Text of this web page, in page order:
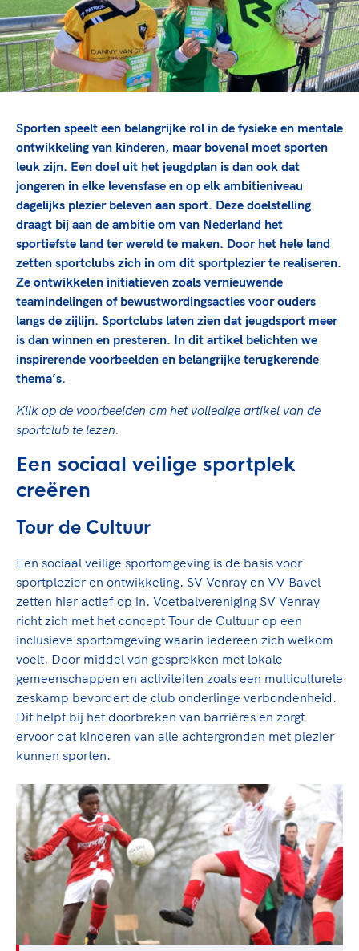
Sportonderzoek
Sportakkoord II
TeamNL kids
Olympische geschiedenis
Nieuwspagina
Columns
Sport gaat niet vanzelf
Sport verenigt. Op sportclubs, pleintjes, tijdens
een rondje fietsen, door samen te skaten of naar
voor Sifan Hassan, Rico Verhoeven, Diede de
Groot en het Nederlands Elftal. Of met trots te
genieten van de karatewedstrijd van je dochter,
de halve marathon van je moeder of de
hockeywedstrijd van je buurjongen.
Lees verder
Veilige en integere sport
Diversiteit en inclusie
Gezonde sportomgeving
Duurzaamheid
Vitale clubs en bestuurlijk kader
Sportmatch
Clubacties
Handboek Wet- en Regelgeving
Opleidingen en trainingen
High5 Stappenplan
Ruimte voor sport
Clubondersteuning
Beroepskrachten
Samen voor een veilige
sportomgeving
Voor welk gedrag staat de club? Wat mag wel
En wat mag vooral niet? Een gedragscode geeft
onderdeel van het clubbeleid rondom gewenst en
ongewenst gedrag.
Lees verder
TeamNL Academie Kalender
Kennisaanbod TeamNL Experts
TeamNL Sport Science Centre
Olympische Spelen LA28
Paralympische Spelen LA28
Europese Spelen Istanbul 2027
Topsportbeleid
Topsportfinanciering
Top teamsportcompetities
De TeamNL Academie
De TeamNL Academie biedt een leer- en
ontwikkelprogramma voor de volgende functies
bestuurders, (technisch) directeuren, managers en
toekomstig kader.
Lees verder
Sporten speelt een belangrijke rol in de fysieke en mentale
ontwikkeling van kinderen, maar bovenal moet sporten
leuk zijn. Een doel uit het jeugdplan is dan ook dat
jongeren in elke levensfase en op elk ambitieniveau
dagelijks plezier beleven aan sport. Deze doelstelling
draagt bij aan de ambitie om van Nederland het
sportiefste land ter wereld te maken. Door het hele land
zetten sportclubs zich in om dit sportplezier te realiseren.
Ze ontwikkelen initiatieven zoals vernieuwende
teamindelingen of bewustwordingsacties voor ouders
langs de zijlijn. Sportclubs laten zien dat jeugdsport meer
is dan winnen en presteren. In dit artikel belichten we
inspirerende voorbeelden en belangrijke terugkerende
thema’s.
Klik op de voorbeelden om het volledige artikel van de
sportclub te lezen.
Een sociaal veilige sportplek
creëren
Tour de Cultuur
Een sociaal veilige sportomgeving is de basis voor
sportplezier en ontwikkeling. SV Venray en VV Bavel
zetten hier actief op in. Voetbalvereniging SV Venray
richt zich met het concept Tour de Cultuur op een
inclusieve sportomgeving waarin iedereen zich welkom
voelt. Door middel van gesprekken met lokale
gemeenschappen en activiteiten zoals een multiculturele
zeskamp bevordert de club onderlinge verbondenheid.
Dit helpt bij het doorbreken van barrières en zorgt
ervoor dat kinderen van alle achtergronden met plezier
kunnen sporten.